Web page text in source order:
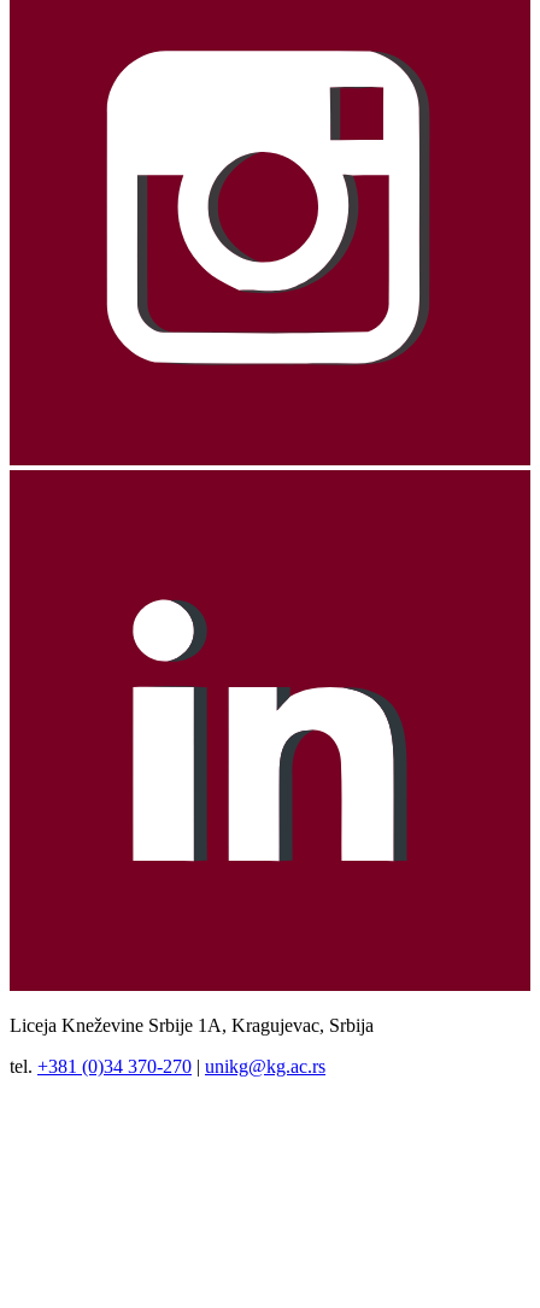
Liceja Kneževine Srbije 1A, Kragujevac, Srbija
tel. +381 (0)34 370-270 | unikg@kg.ac.rs